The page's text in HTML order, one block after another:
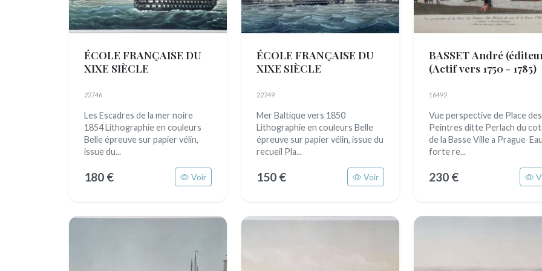
ÉCOLE FRANÇAISE DU
XIXE SIÈCLE
22746
Les Escadres de la mer noire
1854 Lithographie en couleurs
Belle épreuve sur papier vélin,
issue du...
180 € Voir
ÉCOLE FRANÇAISE DU
XIXE SIÈCLE
22749
Mer Baltique vers 1850
Lithographie en couleurs Belle
épreuve sur papier vélin, issue du
recueil Pla...
150 € Voir
BASSET André
(Actif vers 1750 - 1785)
16492
Vue perspective de Place des
Peintres ditte Perlach du
de la Basse Ville a Prague
forte re...
230 €